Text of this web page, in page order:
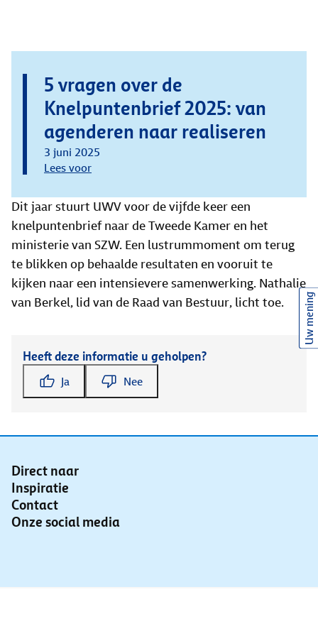
5 vragen over de
Knelpuntenbrief 2025: van
agenderen naar realiseren
3 juni 2025
Lees voor
Dit jaar stuurt UWV voor de vijfde keer een
knelpuntenbrief naar de Tweede Kamer en het
ministerie van SZW. Een lustrummoment om terug
te blikken op behaalde resultaten en vooruit te
kijken naar een intensievere samenwerking. Nathalie
van Berkel, lid van de Raad van Bestuur, licht toe.
Heeft deze informatie u geholpen?
Ja Nee
Direct naar
Inspiratie
Contact
Onze social media
Uw mening